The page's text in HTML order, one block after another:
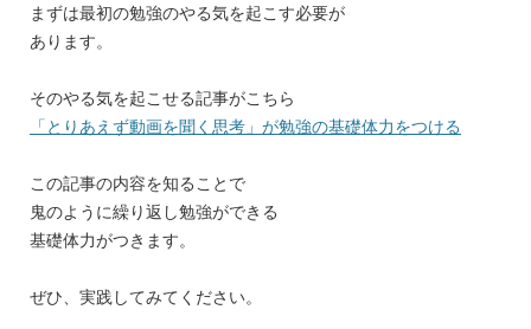
まずは最初の勉強のやる気を起こす必要が
あります。
そのやる気を起こせる記事がこちら
「とりあえず動画を聞く思考」が勉強の基礎体力をつける
この記事の内容を知ることで
鬼のように繰り返し勉強ができる
基礎体力がつきます。
ぜひ、実践してみてください。